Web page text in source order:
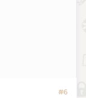
#6